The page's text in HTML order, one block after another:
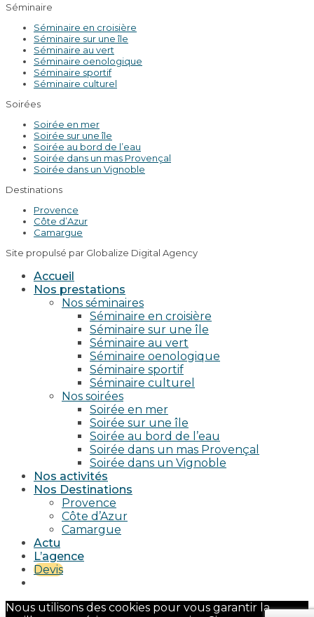
Séminaire
Séminaire en croisière
Séminaire sur une île
Séminaire au vert
Séminaire oenologique
Séminaire sportif
Séminaire culturel
Soirées
Soirée en mer
Soirée sur une île
Soirée au bord de l’eau
Soirée dans un mas Provençal
Soirée dans un Vignoble
Destinations
Provence
Côte d’Azur
Camargue
Site propulsé par Globalize Digital Agency
Accueil
Nos prestations
Nos séminaires
Séminaire en croisière
Séminaire sur une île
Séminaire au vert
Séminaire oenologique
Séminaire sportif
Séminaire culturel
Nos soirées
Soirée en mer
Soirée sur une île
Soirée au bord de l’eau
Soirée dans un mas Provençal
Soirée dans un Vignoble
Nos activités
Nos Destinations
Provence
Côte d’Azur
Camargue
Actu
L’agence
Devis
Nous utilisons des cookies pour vous garantir la